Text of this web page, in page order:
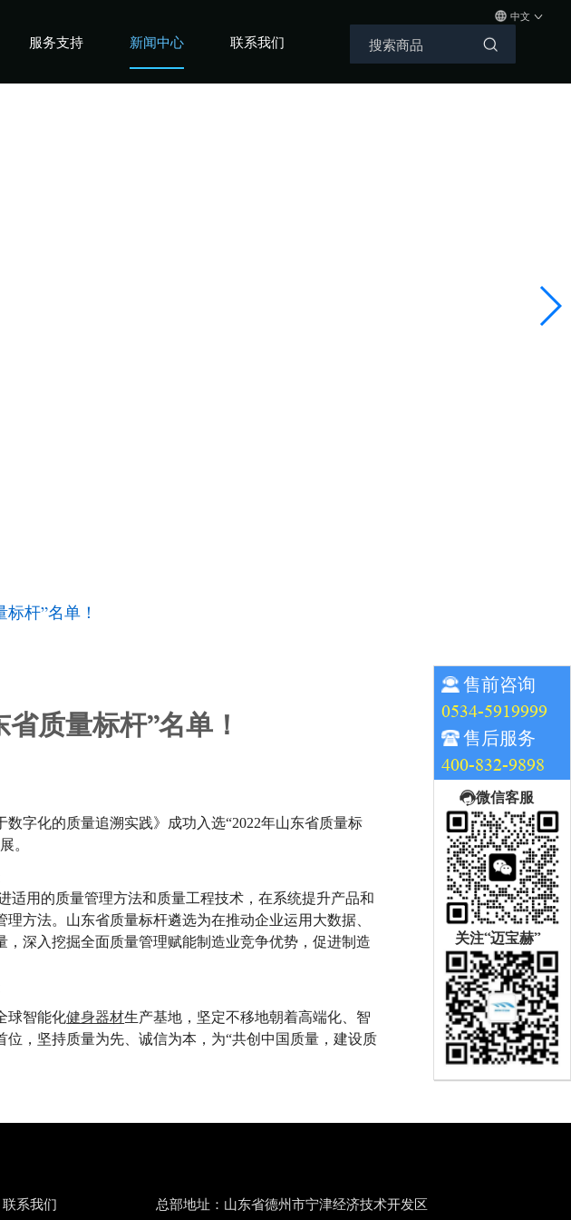
服务支持 新闻中心 联系我们
中文
售前咨询
0534-5919999
售后服务
400-832-9898
微信客服
关注“迈宝赫”
杆”名单！
质量标杆”名单！
字化的质量追溯实践》成功入选“2022年山东省质量标
。
用的质量管理方法和质量工程技术，在系统提升产品和
方法。山东省质量标杆遴选为在推动企业运用大数据、
深入挖掘全面质量管理赋能制造业竞争优势，促进制造
球智能化健身器材生产基地，坚定不移地朝着高端化、智
，坚持质量为先、诚信为本，为“共创中国质量，建设质
联系我们 总部地址：山东省德州市宁津经济技术开发区